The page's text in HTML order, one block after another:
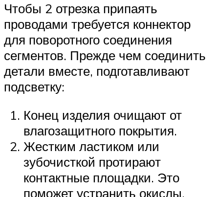
Чтобы 2 отрезка припаять
проводами требуется коннектор
для поворотного соединения
сегментов. Прежде чем соединить
детали вместе, подготавливают
подсветку:
Конец изделия очищают от
влагозащитного покрытия.
Жестким ластиком или
зубочисткой протирают
контактные площадки. Это
поможет устранить окислы.